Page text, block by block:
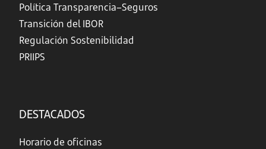
Política Transparencia–Seguros
Transición del IBOR
Regulación Sostenibilidad
PRIIPS
DESTACADOS
Horario de oficinas